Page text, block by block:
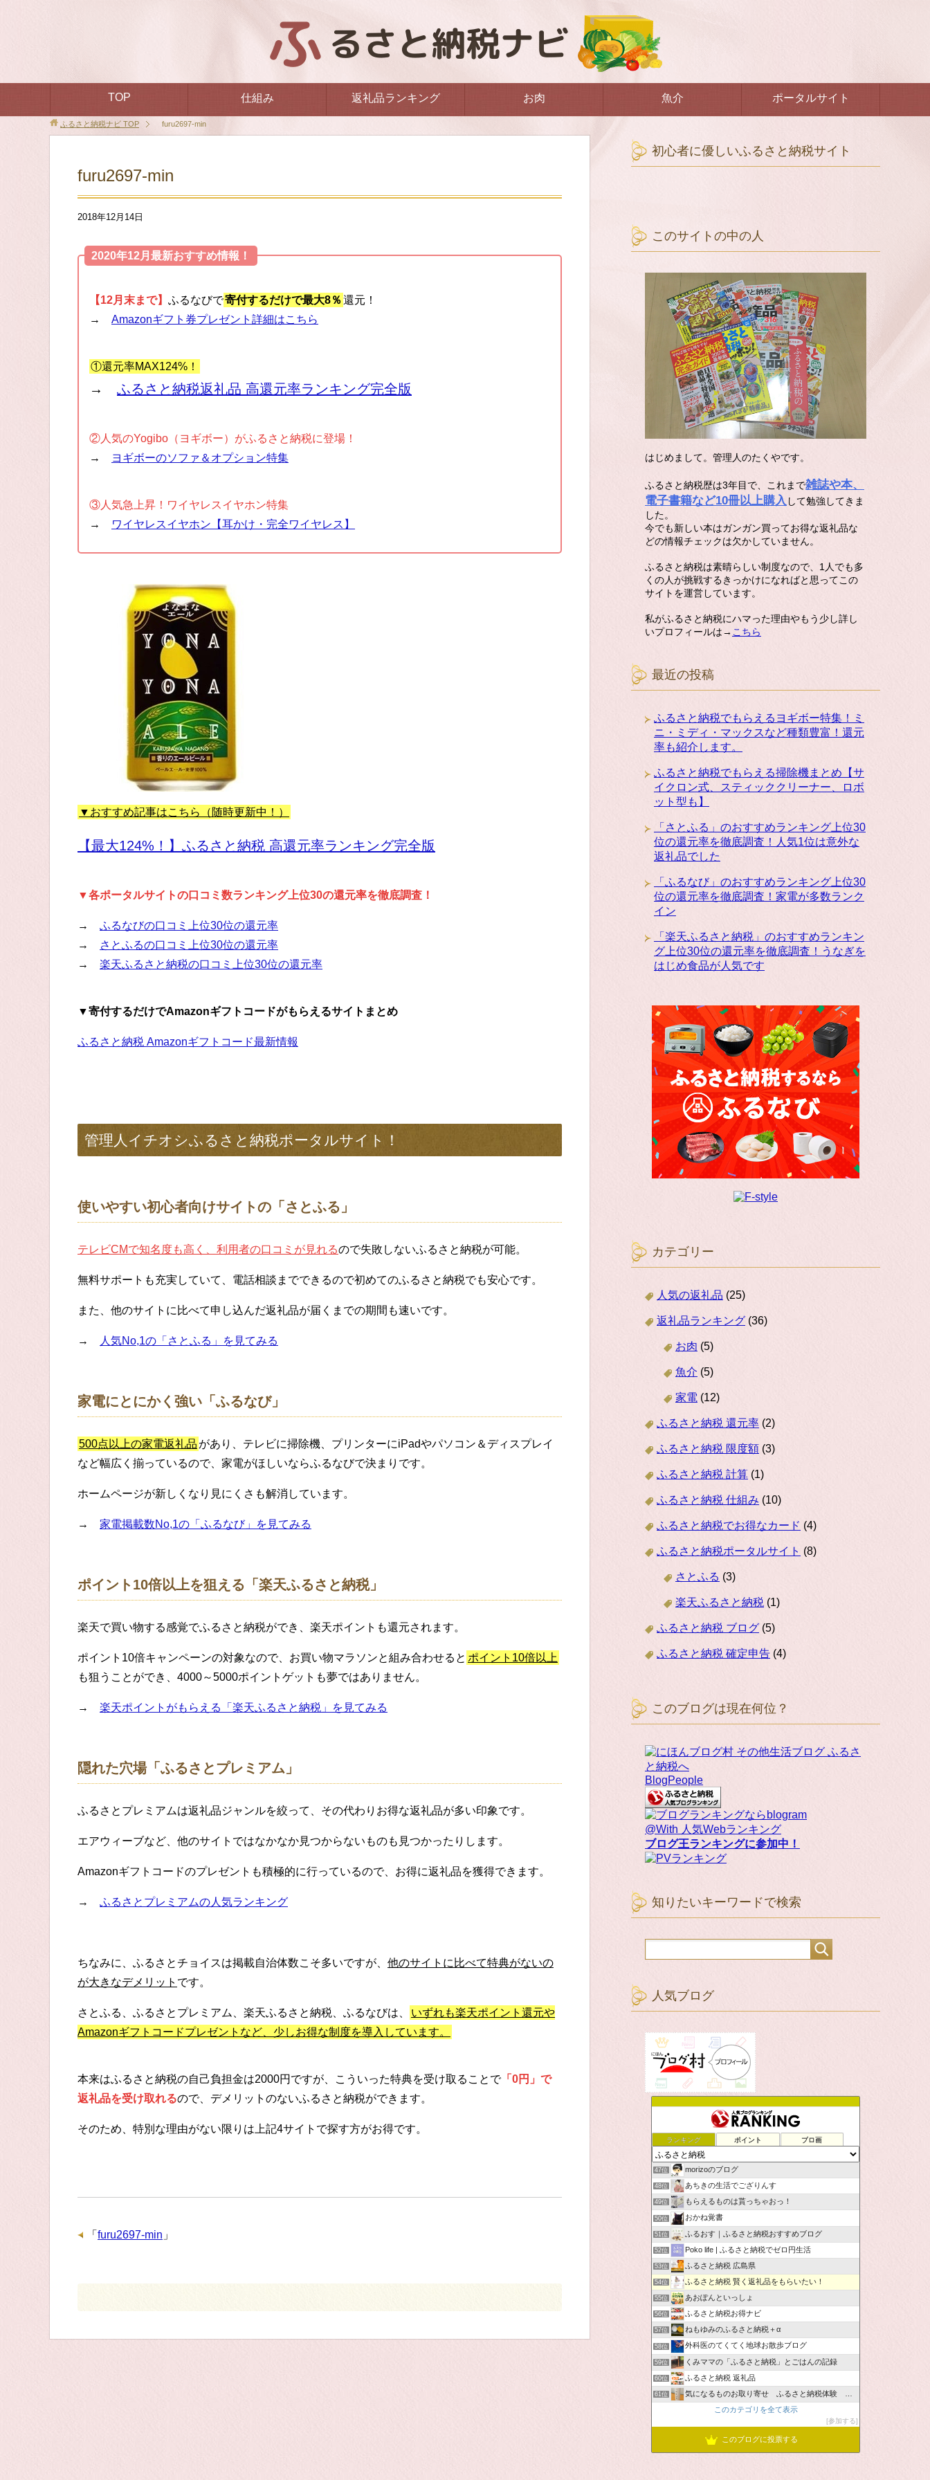
TOP 仕組み 返礼品ランキング お肉 魚介 ポータルサイト
ふるさと納税ナビ TOP furu2697-min
furu2697-min
2018年12月14日
2020年12月最新おすすめ情報！
【12月末まで】 ふるなびで寄付するだけで最大8％ 還元！
→ Amazonギフト券プレゼント詳細はこちら
①還元率MAX124%！
→ ふるさと納税返礼品 高還元率ランキング完全版
②人気のYogibo（ヨギボー）がふるさと納税に登場！
→
ヨギボーのソファ＆オプション特集
③人気急上昇！ワイヤレスイヤホン特集
→
ワイヤレスイヤホン【耳かけ・完全ワイヤレス】
▼おすすめ記事はこちら（随時更新中！）
【最大124%！】ふるさと納税 高還元率ランキング完全版
▼各ポータルサイトの口コミ数ランキング上位30の還元率を徹底調査！
→ ふるなびの口コミ上位30位の還元率
→
さとふるの口コミ上位30位の還元率
→ 楽天ふるさと納税の口コミ上位30位の還元率
▼寄付するだけでAmazonギフトコードがもらえるサイトまとめ
ふるさと納税 Amazonギフトコード最新情報
管理人イチオシふるさと納税ポータルサイト！
使いやすい初心者向けサイトの「さとふる」
テレビCMで知名度も高く、利用者の口コミが見れるので失敗しないふるさと納税が可能。
無料サポートも充実していて、電話相談までできるので初めてのふるさと納税でも安心です。
また、他のサイトに比べて申し込んだ返礼品が届くまでの期間も速いです。
→ 人気No,1の「さとふる」を見てみる
家電にとにかく強い「ふるなび」
500点以上の家電返礼品 があり、テレビに掃除機、プリンターにiPadやパソコン＆ディスプレイ
など幅広く揃っているので、家電がほしいならふるなびで決まりです。
ホームページが新しくなり見にくさも解消しています。
→ 家電掲載数No,1の「ふるなび」を見てみる
ポイント10倍以上を狙える「楽天ふるさと納税」
楽天で買い物する感覚でふるさと納税ができ、楽天ポイントも還元されます。
ポイント10倍キャンペーンの対象なので、お買い物マラソンと組み合わせると ポイント10倍以上
も狙うことができ、4000～5000ポイントゲットも夢ではありません。
→ 楽天ポイントがもらえる「楽天ふるさと納税」を見てみる
隠れた穴場「ふるさとプレミアム」
ふるさとプレミアムは返礼品ジャンルを絞って、その代わりお得な返礼品が多い印象です。
エアウィーブなど、他のサイトではなかなか見つからないものも見つかったりします。
Amazonギフトコードのプレゼントも積極的に行っているので、お得に返礼品を獲得できます。
→ ふるさとプレミアムの人気ランキング
ちなみに、ふるさとチョイスは掲載自治体数こそ多いですが、 他のサイトに比べて特典がないの
が大きなデメリット です。
さとふる、ふるさとプレミアム、楽天ふるさと納税、ふるなびは、
いずれも楽天ポイント還元や
Amazonギフトコードプレゼントなど、少しお得な制度を導入しています。
本来はふるさと納税の自己負担金は2000円ですが、こういった特典を受け取ることで「0円」で
返礼品を受け取れるので、デメリットのないふるさと納税ができます。
そのため、特別な理由がない限りは上記4サイトで探す方がお得です。
「 furu2697-min 」
初心者に優しいふるさと納税サイト
このサイトの中の人
はじめまして。管理人のたくやです。
ふるさと納税歴は3年目で、これまで雑誌や本、
電子書籍など10冊以上購入 して勉強してきま
した。
今でも新しい本はガンガン買ってお得な返礼品な
どの情報チェックは欠かしていません。
ふるさと納税は素晴らしい制度なので、1人でも多
くの人が挑戦するきっかけになればと思ってこの
サイトを運営しています。
私がふるさと納税にハマった理由やもう少し詳し
いプロフィールは→ こちら
最近の投稿
ふるさと納税でもらえるヨギボー特集！ミ
ニ・ミディ・マックスなど種類豊富！還元
率も紹介します。
ふるさと納税でもらえる掃除機まとめ【サ
イクロン式、スティッククリーナー、ロボ
ット型も】
「さとふる」のおすすめランキング上位30
位の還元率を徹底調査！人気1位は意外な
返礼品でした
「ふるなび」のおすすめランキング上位30
位の還元率を徹底調査！家電が多数ランク
イン
「楽天ふるさと納税」のおすすめランキン
グ上位30位の還元率を徹底調査！うなぎを
はじめ食品が人気です
カテゴリー
人気の返礼品 (25)
返礼品ランキング (36)
お肉 (5)
魚介 (5)
家電 (12)
ふるさと納税 還元率 (2)
ふるさと納税 限度額 (3)
ふるさと納税 計算 (1)
ふるさと納税 仕組み (10)
ふるさと納税でお得なカード (4)
ふるさと納税ポータルサイト (8)
さとふる (3)
楽天ふるさと納税 (1)
ふるさと納税 ブログ (5)
ふるさと納税 確定申告 (4)
このブログは現在何位？
BlogPeople
@With 人気Webランキング
ブログ王ランキングに参加中！
知りたいキーワードで検索
人気ブログ
ランキング ポイント ブロ画
47位 morizoのブログ
48位 あちきの生活でござりんす
49位 もらえるものは貰っちゃおっ！
50位 おかね覚書
51位 ふるおす｜ふるさと納税おすすめブログ
52位 Poko life | ふるさと納税でゼロ円生活
53位 ふるさと納税 広島県
54位 ふるさと納税 賢く返礼品をもらいたい！
55位 あおぽんといっしょ
56位 ふるさと納税お得ナビ
57位 ねもゆみのふるさと納税＋α
58位 外科医のてくてく地球お散歩ブログ
59位 くみママの「ふるさと納税」とごはんの記録
60位 ふるさと納税 返礼品
61位
気になるものお取り寄せ ふるさと納税体験 ＆ お薦め情報
このカテゴリを全て表示
参加する
このブログに投票する